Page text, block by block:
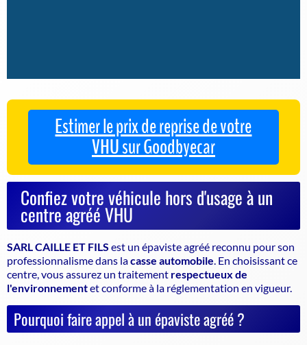
Estimer le prix de reprise de votre
VHU sur Goodbyecar
Confiez votre véhicule hors d'usage à un
centre agréé VHU
SARL CAILLE ET FILS est un épaviste agréé reconnu pour son
professionnalisme dans lacasse automobile . En choisissant ce
centre, vous assurez un traitement respectueux de
l'environnementet conforme à la réglementation en vigueur.
Pourquoi faire appel à un épaviste agréé ?